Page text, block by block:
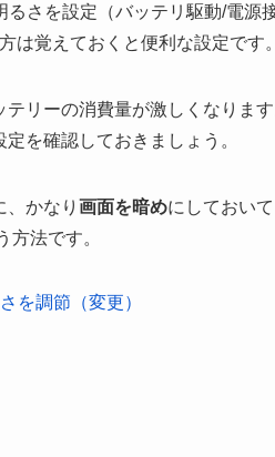
さを設定（バッテリ駆動/電源
は覚えておくと便利な設定です。
リーの消費量が激しくなりま
を確認しておきましょう。
かなり 画面を暗めにしておい
方法です。
を調節（変更）